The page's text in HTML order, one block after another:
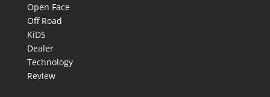
Open Face
Off Road
KiDS
Dealer
Technology
Review